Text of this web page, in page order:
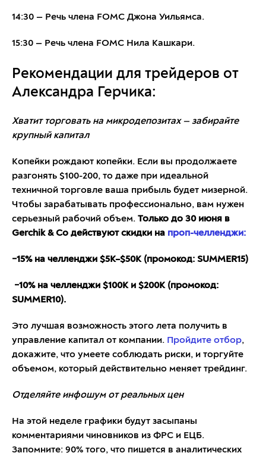
14:30 — Речь члена FOMC Джона Уильямса.
15:30 — Речь члена FOMC Нила Кашкари.
Рекомендации для трейдеров от
Александра Герчика:
Хватит торговать на микродепозитах — забирайте
крупный капитал
Копейки рождают копейки. Если вы продолжаете
разгонять $100-200, то даже при идеальной
техничной торговле ваша прибыль будет мизерной.
Чтобы зарабатывать профессионально, вам нужен
серьезный рабочий объем. Только до 30 июня в
Gerchik & Co действуют скидки на проп-челленджи:
−15% на челленджи $5K–$50K (промокод: SUMMER15)
−10% на челленджи $100K и $200K (промокод:
SUMMER10).
Это лучшая возможность этого лета получить в
управление капитал от компании. Пройдите отбор,
докажите, что умеете соблюдать риски, и торгуйте
объемом, который действительно меняет трейдинг.
Отделяйте инфошум от реальных цен
На этой неделе графики будут засыпаны
комментариями чиновников из ФРС и ЕЦБ.
Запомните: 90% того, что пишется в аналитических